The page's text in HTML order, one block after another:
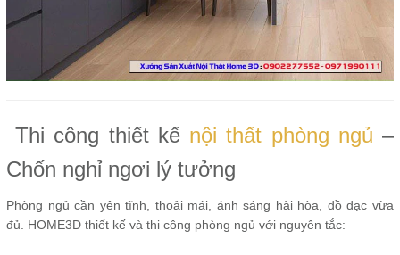
Thi công thiết kế nội thất phòng ngủ –
Chốn nghỉ ngơi lý tưởng
Phòng ngủ cần yên tĩnh, thoải mái, ánh sáng hài hòa, đồ đạc vừa
đủ. HOME3D thiết kế và thi công phòng ngủ với nguyên tắc: